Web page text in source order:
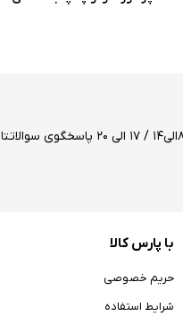
با پارس کالا
حریم خصوصی
شرایط استفاده